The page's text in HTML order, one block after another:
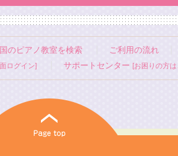
のピアノ教室を検索
ご利用の流れ
ログイン] サポートセンター [お困りの方